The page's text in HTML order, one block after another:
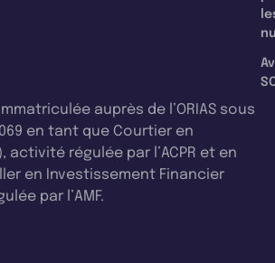
auprès de l’ORIAS sous
en tant que Courtier en
activité régulée par l’ACPR et en
en Investissement Financier
par l’AMF.